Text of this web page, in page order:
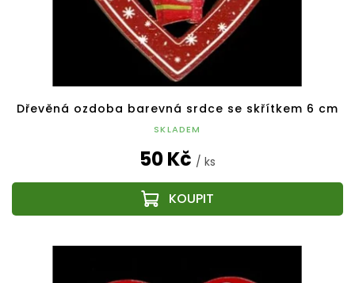
Dřevěná ozdoba barevná srdce se skřítkem 6 cm
SKLADEM
50 Kč / ks